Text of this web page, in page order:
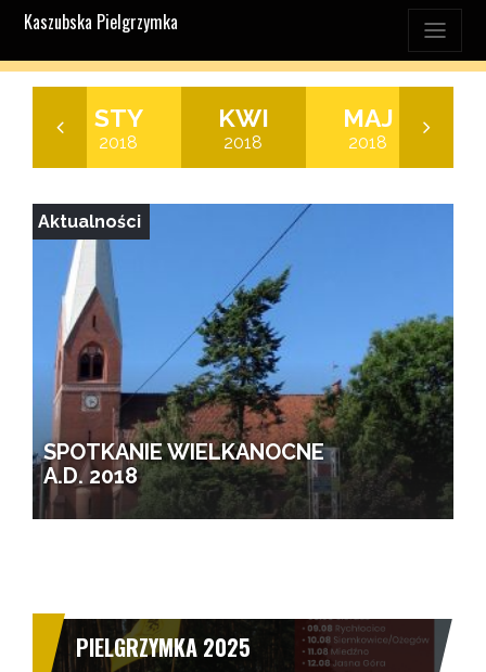
Kaszubska Pielgrzymka
STY
2018
KWI
2018
MAJ
2018
SPOTKANIE WIELKANOCNE
A.D. 2018
Aktualności
PIELGRZYMKA 2025